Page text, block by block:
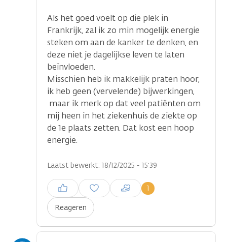
Als het goed voelt op die plek in
Frankrijk, zal ik zo min mogelijk energie
steken om aan de kanker te denken, en
deze niet je dagelijkse leven te laten
beïnvloeden.
Misschien heb ik makkelijk praten hoor,
ik heb geen (vervelende) bijwerkingen,
maar ik merk op dat veel patiënten om
mij heen in het ziekenhuis de ziekte op
de 1e plaats zetten. Dat kost een hoop
energie.
Laatst bewerkt: 18/12/2025 - 15:39
Reageren
1
Inloggen om een reactie te
plaatsen